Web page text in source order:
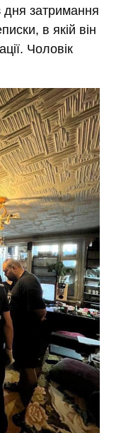
дня затримання
в якій він
Чоловік